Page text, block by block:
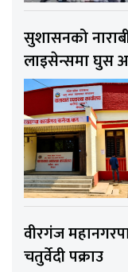
सुशासनको
लाइसेन्समा घुस
वीरगंज
चतुर्वेदी पक्राउ